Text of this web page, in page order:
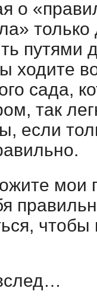
о
только
путями
ходите
сада,
так
если
мои